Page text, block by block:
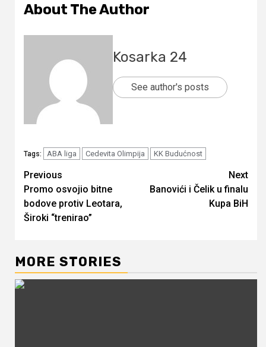
About The Author
Kosarka 24
See author's posts
Tags: ABA liga Cedevita Olimpija KK Budućnost
Continue
Reading
Previous
Promo osvojio bitne
bodove protiv Leotara,
Široki “trenirao”
Next
Banovići i Čelik u finalu
Kupa BiH
MORE STORIES